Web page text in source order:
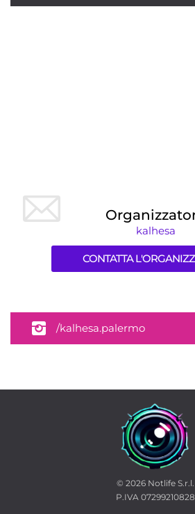
kalhesa
CONTATTA
/kalhesa.palermo
© 2026 Notlife S.r.l.
P.IVA 07299210828